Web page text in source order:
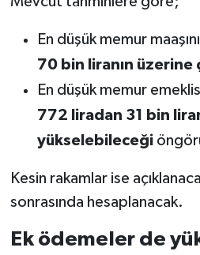
En düşük memur
70 bin liranın üzerine
En düşük memur emeklisi
772 liradan 31 bin
yükselebileceği
Kesin rakamlar ise
sonrasında hesaplanacak.
Ek ödemeler de